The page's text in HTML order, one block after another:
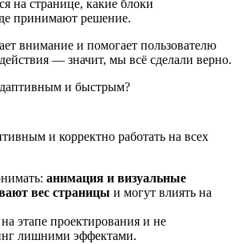
на странице, какие блоки
принимают решение.
внимание и помогает пользователю
— значит, мы всё сделали верно.
и быстрым?
и корректно работать на всех
анимация и визуальные
вес страницы и могут влиять на
этапе проектирования и не
лишними эффектами.